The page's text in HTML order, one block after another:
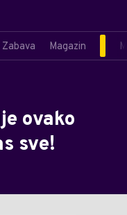
Zabava Magazin
ovako
sve!